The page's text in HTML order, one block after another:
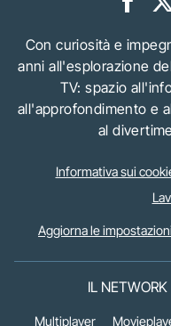
Con curiosità e
anni all'esplorazione
TV: spazio
all'approfondimento e
al
Informativa sui
Aggiorna le
IL NETWORK
Multiplayer